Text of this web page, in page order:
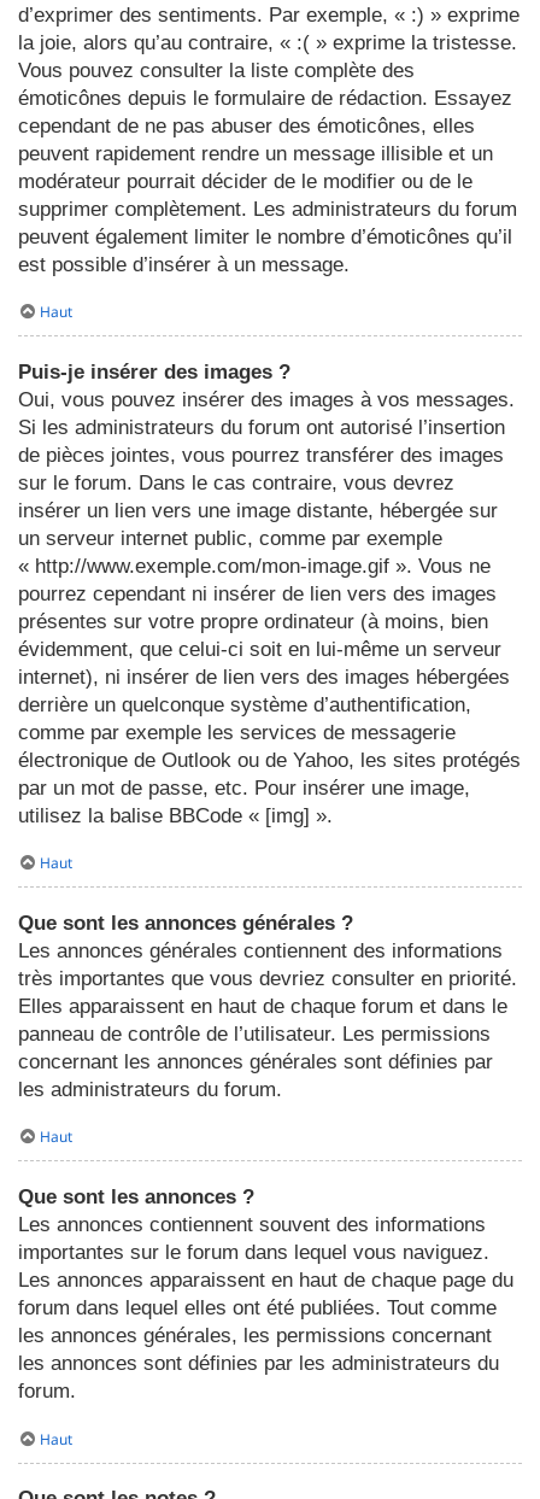
d’exprimer des sentiments. Par exemple, « :) » exprime
la joie, alors qu’au contraire, « :( » exprime la tristesse.
Vous pouvez consulter la liste complète des
émoticônes depuis le formulaire de rédaction. Essayez
cependant de ne pas abuser des émoticônes, elles
peuvent rapidement rendre un message illisible et un
modérateur pourrait décider de le modifier ou de le
supprimer complètement. Les administrateurs du forum
peuvent également limiter le nombre d’émoticônes qu’il
est possible d’insérer à un message.
Haut
Puis-je insérer des images ?
Oui, vous pouvez insérer des images à vos messages.
Si les administrateurs du forum ont autorisé l’insertion
de pièces jointes, vous pourrez transférer des images
sur le forum. Dans le cas contraire, vous devrez
insérer un lien vers une image distante, hébergée sur
un serveur internet public, comme par exemple
« http://www.exemple.com/mon-image.gif ». Vous ne
pourrez cependant ni insérer de lien vers des images
présentes sur votre propre ordinateur (à moins, bien
évidemment, que celui-ci soit en lui-même un serveur
internet), ni insérer de lien vers des images hébergées
derrière un quelconque système d’authentification,
comme par exemple les services de messagerie
électronique de Outlook ou de Yahoo, les sites protégés
par un mot de passe, etc. Pour insérer une image,
utilisez la balise BBCode « [img] ».
Haut
Que sont les annonces générales ?
Les annonces générales contiennent des informations
très importantes que vous devriez consulter en priorité.
Elles apparaissent en haut de chaque forum et dans le
panneau de contrôle de l’utilisateur. Les permissions
concernant les annonces générales sont définies par
les administrateurs du forum.
Haut
Que sont les annonces ?
Les annonces contiennent souvent des informations
importantes sur le forum dans lequel vous naviguez.
Les annonces apparaissent en haut de chaque page du
forum dans lequel elles ont été publiées. Tout comme
les annonces générales, les permissions concernant
les annonces sont définies par les administrateurs du
forum.
Haut